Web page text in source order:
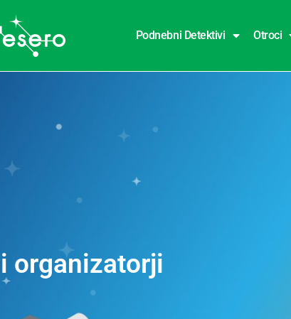
Podnebni Detektivi Otroci
organizatorji